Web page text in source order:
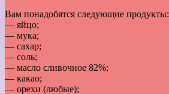
Вам понадобятся следующие продукты:
— яйцо;
— мука;
— сахар;
— соль;
— масло сливочное 82%;
— какао;
— орехи (любые);